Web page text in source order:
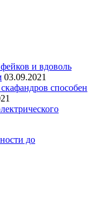
и вдоволь
03.09.2021
способен
до